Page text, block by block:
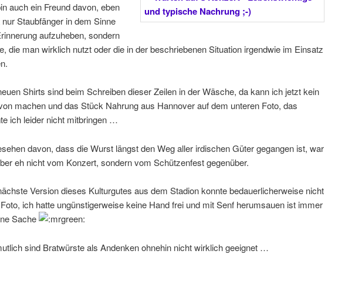
auch ein Freund davon, eben
nur Staubfänger in dem Sinne
aufzuheben, sondern
die man wirklich nutzt oder die in der beschriebenen Situation irgendwie im Einsatz
Shirts sind beim Schreiben dieser Zeilen in der Wäsche, da kann ich jetzt kein
machen und das Stück Nahrung aus Hannover auf dem unteren Foto, das
ich leider nicht mitbringen …
davon, dass die Wurst längst den Weg aller irdischen Güter gegangen ist, war
eh nicht vom Konzert, sondern vom Schützenfest gegenüber.
Version dieses Kulturgutes aus dem Stadion konnte bedauerlicherweise nicht
ich hatte ungünstigerweise keine Hand frei und mit Senf herumsauen ist immer
Sache
sind Bratwürste als Andenken ohnehin nicht wirklich geeignet …